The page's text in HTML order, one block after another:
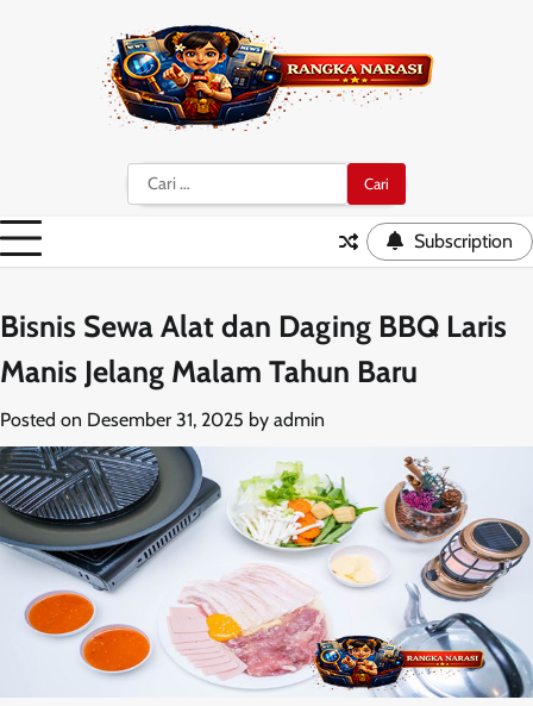
Cari
untuk:
Subscription
Bisnis Sewa Alat dan Daging BBQ Laris
Manis Jelang Malam Tahun Baru
Posted on Desember 31, 2025 by admin